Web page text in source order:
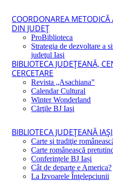
COORDONAREA METODICĂ
DIN JUDEŢ
ProBiblioteca
Strategia de dezvoltare a
judeţul Iaşi
BIBLIOTECA JUDEŢEANĂ,
CERCETARE
Revista „Asachiana”
Calendar Cultural
Winter Wonderland
Cărţile BJ Iaşi
BIBLIOTECA JUDEŢEANĂ
Carte şi tradiţie
Carte românească
Conferințele BJ Iași
Cât de departe e America?
La Izvoarele Înţelepciunii